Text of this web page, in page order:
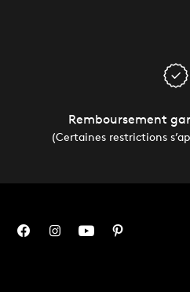
Remboursement
(Certaines restrictions